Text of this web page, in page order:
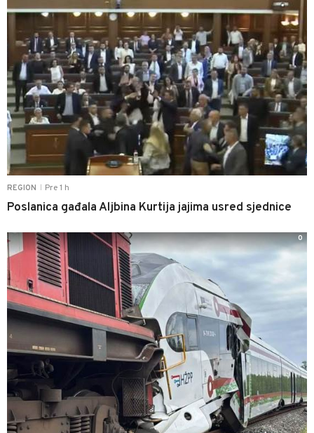
REGION Pre 1 h
Poslanica gađala Aljbina Kurtija jajima usred sjednice
0